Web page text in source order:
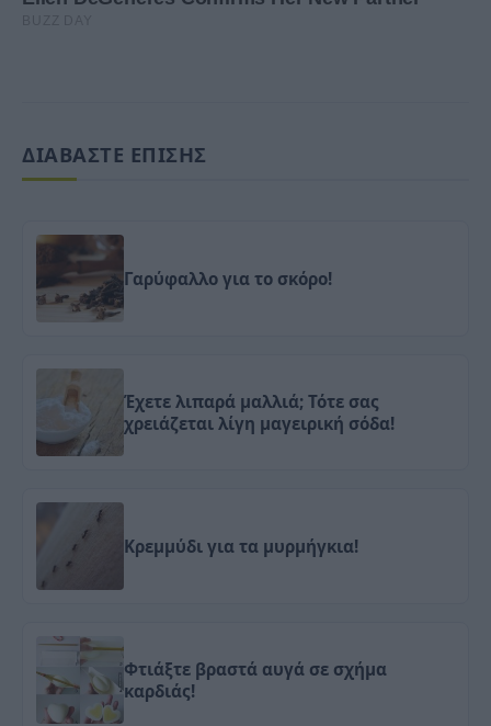
ΔΙΑΒΑΣΤΕ ΕΠΙΣΗΣ
Γαρύφαλλο για το σκόρο!
Έχετε λιπαρά μαλλιά; Τότε σας
χρειάζεται λίγη μαγειρική σόδα!
Κρεμμύδι για τα μυρμήγκια!
Φτιάξτε βραστά αυγά σε σχήμα
καρδιάς!